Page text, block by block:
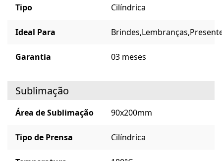
Tipo Cilíndrica
Ideal Para Brindes,Lembranças,
Garantia 03 meses
Sublimação
Área de Sublimação 90x200mm
Tipo de Prensa Cilíndrica